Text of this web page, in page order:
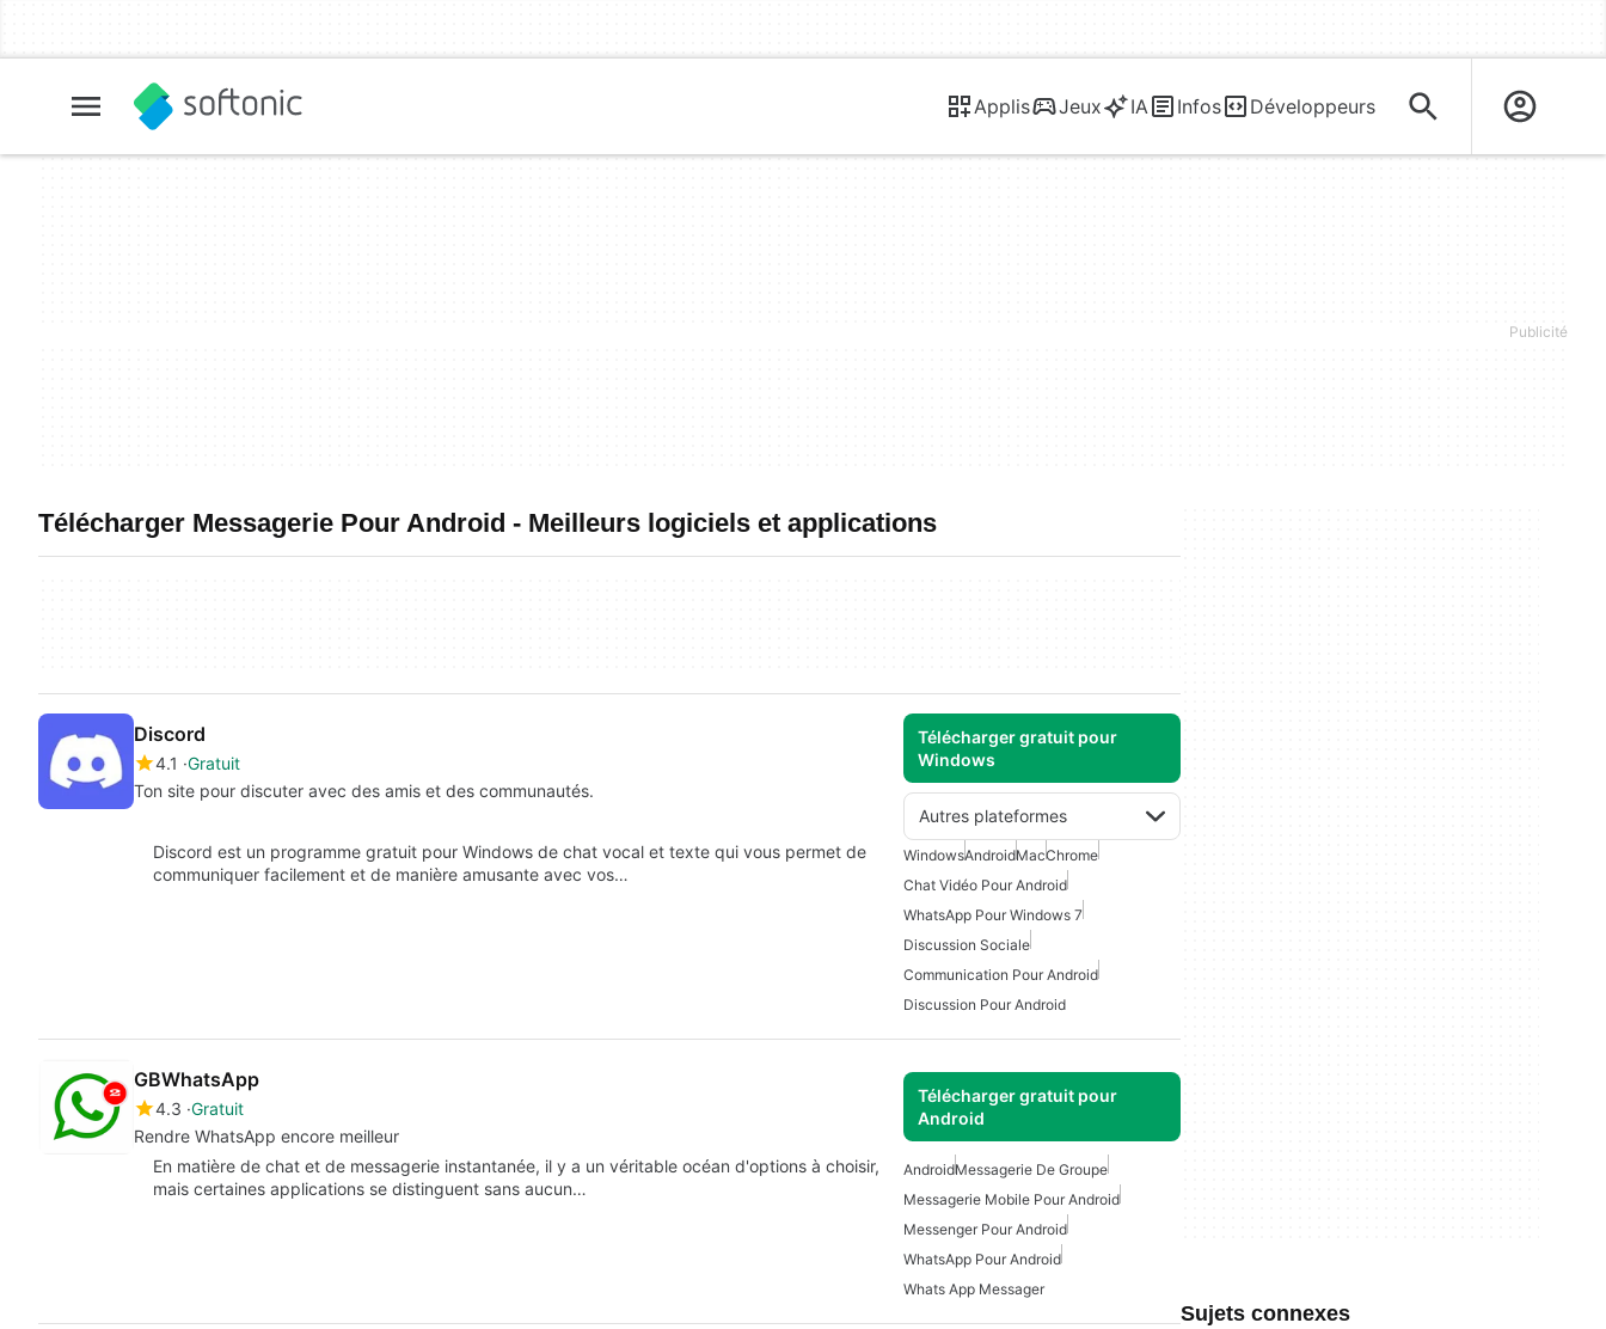
Applis Jeux IA Infos Développeurs
Télécharger Messagerie Pour Android - Meilleurs logiciels et applications
Discord
4.1 Gratuit
Ton site pour discuter avec des amis et des communautés.
Télécharger gratuit pour
Windows
Autres plateformes
Discord est un programme gratuit pour Windows de chat vocal et texte qui vous permet de
communiquer facilement et de manière amusante avec vos…
WindowsAndroidMacChrome
Chat Vidéo Pour Android
WhatsApp Pour Windows 7
Discussion Sociale
Communication Pour Android
Discussion Pour Android
GBWhatsApp
4.3 Gratuit
Rendre WhatsApp encore meilleur
Télécharger gratuit pour
Android
En matière de chat et de messagerie instantanée, il y a un véritable océan d'options à choisir,
mais certaines applications se distinguent sans aucun…
AndroidMessagerie De Groupe
Messagerie Mobile Pour Android
Messenger Pour Android
WhatsApp Pour Android
Whats App Messager
Sujets connexes